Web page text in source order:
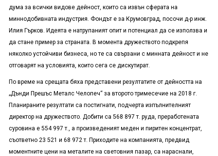
дума за всички видове дейност, които са извън сферата на
миннодобивната индустрия. Фондът е за Крумовград, посочи д-р инж.
Илия Гърков. Идеята е натрупаният опит и потенциал да се използва и
да стане пример за страната. В момента дружеството подкрепя
няколко устойчиви бизнеса, но те са свързани с минната дейност и не
отговарят на условията, които сега се дискутират.
По време на срещата бяха представени резултатите от дейността на
„Дънди Прешъс Металс Челопеч“ за второто тримесечие на 2018 г.
Планираните резултати са постигнати, подчерта изпълнителният
директор на дружеството. Добити са 568 897 т. руда, преработената
суровина е 554 997 т., а произведеният меден и пиритен концентрат,
съответно 23 521 и 68 972 т. Приходите на компанията, предвид
моментните цени на металите на световния пазар, са нараснали,